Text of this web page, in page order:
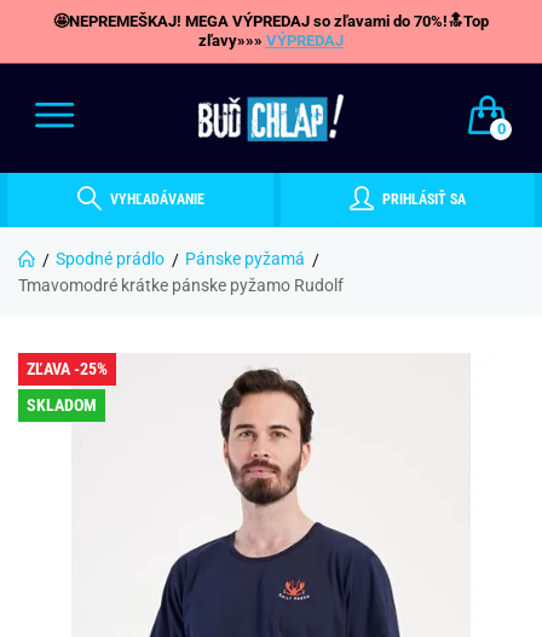
🤩NEPREMEŠKAJ! MEGA VÝPREDAJ so zľavami do 70%!🔝Top
zľavy»»» VÝPREDAJ
0
VYHĽADÁVANIE PRIHLÁSIŤ SA
Spodné prádlo
Pánske pyžamá
Tmavomodré krátke pánske pyžamo Rudolf
ZĽAVA -25%
SKLADOM